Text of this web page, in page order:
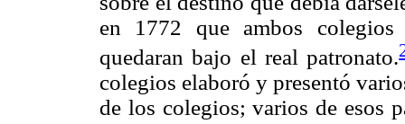
en 1772 que ambos
quedaran bajo el real patronato.
colegios elaboró y presentó
de los colegios; varios de esos